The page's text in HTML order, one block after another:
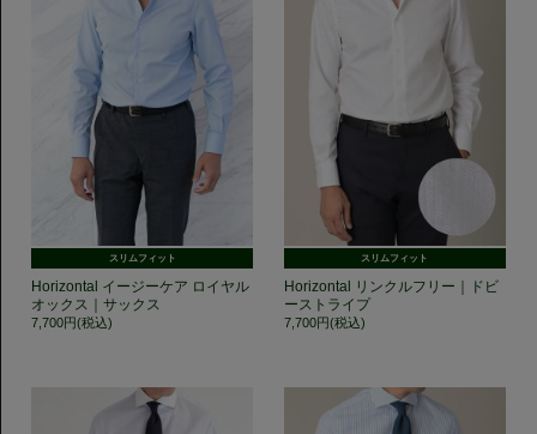
スリムフィット
Horizontal イージーケア ロイヤル
オックス｜サックス
7,700円(税込)
スリムフィット
Horizontal リンクルフリー｜ドビ
ーストライプ
7,700円(税込)